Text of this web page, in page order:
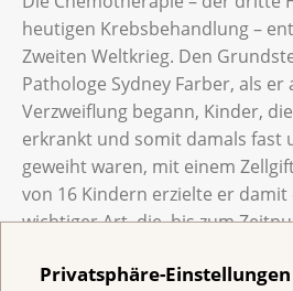
Privatsphäre-Einstellungen
heutigen Krebsbehandlung –
Zweiten Weltkrieg. Den
Pathologe Sydney Farber, als
Verzweiflung begann, Kinder,
erkrankt und somit damals fast
geweiht waren, mit einem
von 16 Kindern erzielte er damit
wichtiger Art, die bis zum
in einer Fachzeitschrift festhielten.